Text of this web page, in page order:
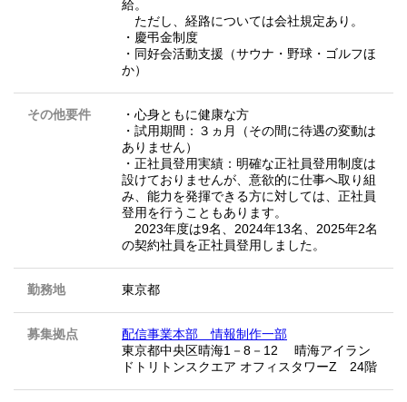
給。
ただし、経路については会社規定あり。
・慶弔金制度
・同好会活動支援（サウナ・野球・ゴルフほ
か）
その他要件
・心身ともに健康な方
・試用期間：３ヵ月（その間に待遇の変動は
ありません）
・正社員登用実績：明確な正社員登用制度は
設けておりませんが、意欲的に仕事へ取り組
み、能力を発揮できる方に対しては、正社員
登用を行うこともあります。
2023年度は9名、2024年13名、2025年2名
の契約社員を正社員登用しました。
勤務地 東京都
募集拠点
配信事業本部 情報制作一部
東京都中央区晴海1－8－12 晴海アイラン
ドトリトンスクエア オフィスタワーZ 24階